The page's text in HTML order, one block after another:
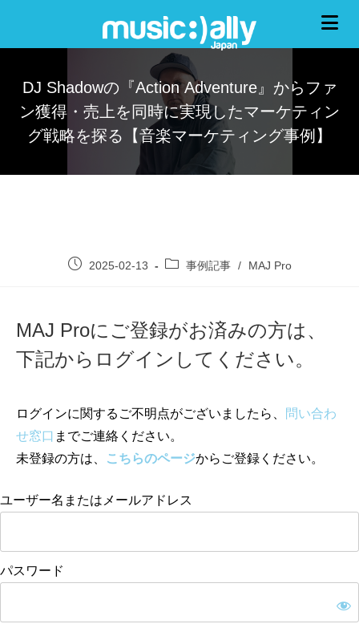
DJ Shadowの『Action Adventure』からファ
ン獲得・売上を同時に実現したマーケティン
グ戦略を探る【音楽マーケティング事例】
2025-02-13 事例記事 / MAJ Pro
MAJ Proにご登録がお済みの方は、
下記からログインしてください。
ログインに関するご不明点がございましたら、
問い合わ
せ窓口 までご連絡ください。
未登録の方は、
こちらのページからご登録ください。
ユーザー名またはメールアドレス
パスワード